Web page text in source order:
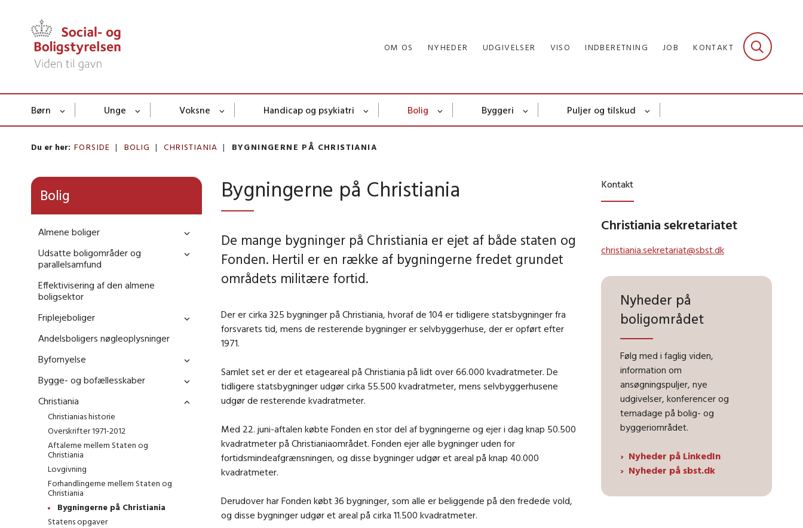
OM OS NYHEDER UDGIVELSER VISO INDBERETNING JOB KONTAKT
Børn Unge Voksne Handicap og psykiatri Bolig Byggeri Puljer og tilskud
Du er her: FORSIDE BOLIG CHRISTIANIA BYGNINGERNE PÅ CHRISTIANIA
Bolig
Almene boliger
Udsatte boligområder og
parallelsamfund
Effektivisering af den almene
boligsektor
Friplejeboliger
Andelsboligers nøgleoplysninger
Byfornyelse
Bygge- og bofællesskaber
Christiania
Christianias historie
Overskrifter 1971-2012
Aftalerne mellem Staten og
Christiania
Lovgivning
Forhandlingerne mellem Staten og
Christiania
Bygningerne på Christiania
Statens opgaver
Bygningerne på Christiania
De mange bygninger på Christiania er ejet af både staten og
Fonden. Hertil er en række af bygningerne fredet grundet
områdets militære fortid.
Der er cirka 325 bygninger på Christiania, hvoraf de 104 er tidligere statsbygninger fra
forsvarets tid, mens de resterende bygninger er selvbyggerhuse, der er opført efter
1971.
Samlet set er der et etageareal på Christiania på lidt over 66.000 kvadratmeter. De
tidligere statsbygninger udgør cirka 55.500 kvadratmeter, mens selvbyggerhusene
udgør de resterende kvadratmeter.
Med 22. juni-aftalen købte Fonden en stor del af bygningerne og ejer i dag knap 50.500
kvadratmeter på Christianiaområdet. Fonden ejer alle bygninger uden for
fortidsmindeafgrænsningen, og disse bygninger udgør et areal på knap 40.000
kvadratmeter.
Derudover har Fonden købt 36 bygninger, som alle er beliggende på den fredede vold,
og disse bygninger udgør et areal på cirka 11.500 kvadratmeter.
Kontakt
Christiania sekretariatet
christiania.sekretariat@sbst.dk
Nyheder på
boligområdet
Følg med i faglig viden,
information om
ansøgningspuljer, nye
udgivelser, konferencer og
temadage på bolig- og
byggeriområdet.
Nyheder på LinkedIn
Nyheder på sbst.dk